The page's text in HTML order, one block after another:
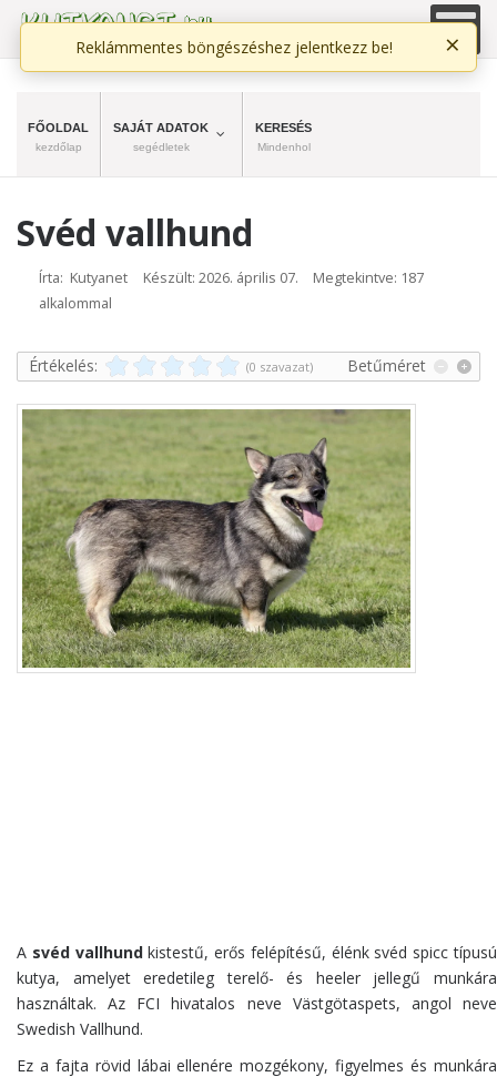
FŐOLDAL
kezdőlap
SAJÁT ADATOK
segédletek
KERESÉS
Mindenhol
Svéd vallhund
Írta: Kutyanet Készült: 2026. április 07.
Megtekintve: 187
alkalommal
Értékelés: (0 szavazat) Betűméret
A svéd vallhundkistestű, erős felépítésű, élénk svéd spicc típusú
kutya, amelyet eredetileg terelő- és heeler jellegű munkára
használtak. Az FCI hivatalos neve Västgötaspets, angol neve
Swedish Vallhund.
Ez a fajta rövid lábai ellenére mozgékony, figyelmes és munkára
Reklámmentes böngészéshez jelentkezz be! ×